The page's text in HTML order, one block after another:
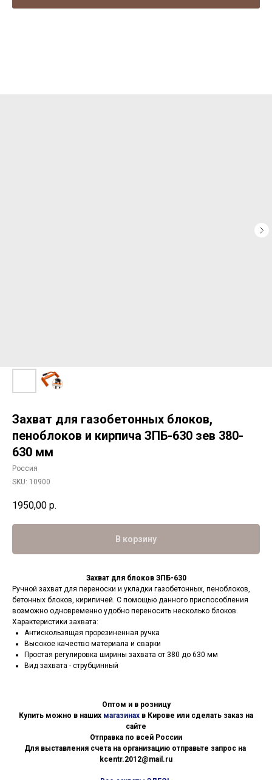
Захват для газобетонных блоков,
пеноблоков и кирпича ЗПБ-630 зев 380-
630 мм
Россия
SKU: 10900
1950,00 р.
В корзину
Захват для блоков ЗПБ-630
Ручной захват для переноски и укладки газобетонных, пеноблоков,
бетонных блоков, кирипичей. С помощью данного приспособления
возможно одновременно удобно переносить несколько блоков.
Характеристики захвата:
Антискользящая прорезиненная ручка
Высокое качество материала и сварки
Простая регулировка ширины захвата от 380 до 630 мм
Вид захвата - струбцинный
Оптом и в розницу
Купить можно в наших магазинах в Кирове или сделать заказ на
сайте
Отправка по всей России
Для выставления счета на организацию отправьте запрос на
kcentr.2012@mail.ru